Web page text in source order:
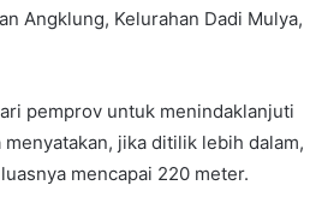
Angklung, Kelurahan Dadi Mulya,
pemprov untuk menindaklanjuti
jika ditilik lebih dalam,
mencapai 220 meter.